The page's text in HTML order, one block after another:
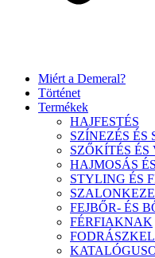
Miért a Demeral?
Történet
Termékek
HAJFESTÉS
SZÍNEZÉS ÉS
SZŐKÍTÉS
HAJMOSÁS
STYLING ÉS
FEJBŐR- ÉS
FÉRFIAKNAK